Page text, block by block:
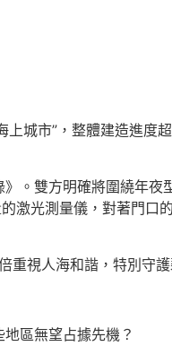
上城市”，整體建造進
。雙方明確將圍繞年
激光測量儀，對著門口
重視人海和諧，特別守
區無望占據先機？